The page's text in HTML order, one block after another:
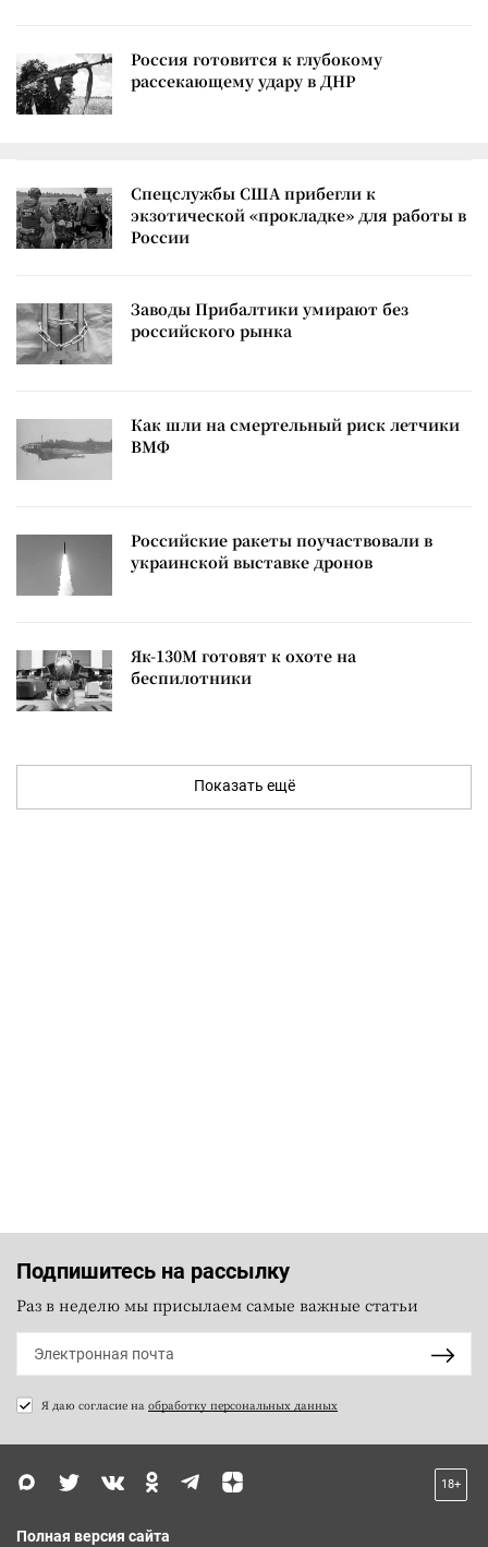
Россия готовится к глубокому
рассекающему удару в ДНР
Спецслужбы США прибегли к
экзотической «прокладке» для работы в
России
Заводы Прибалтики умирают без
российского рынка
Как шли на смертельный риск летчики
ВМФ
Российские ракеты поучаствовали в
украинской выставке дронов
Як-130М готовят к охоте на
беспилотники
Показать ещё
Подпишитесь на рассылку
Раз в неделю мы присылаем самые важные статьи
Я даю согласие на обработку персональных данных
18+
Полная версия сайта